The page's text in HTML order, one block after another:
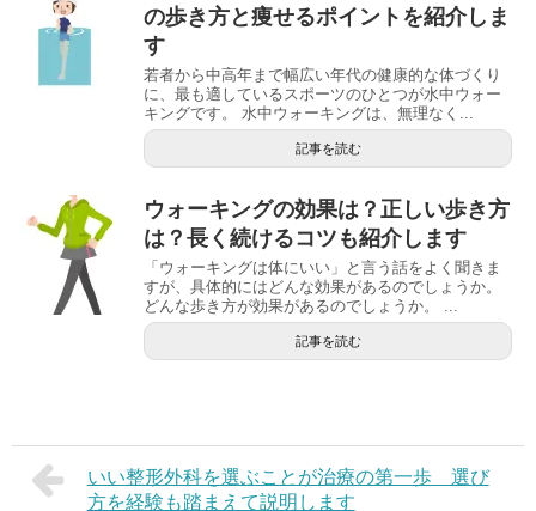
の歩き方と痩せるポイントを紹介しま
す
若者から中高年まで幅広い年代の健康的な体づくり
に、最も適しているスポーツのひとつが水中ウォー
キングです。 水中ウォーキングは、無理なく...
記事を読む
ウォーキングの効果は？正しい歩き方
は？長く続けるコツも紹介します
「ウォーキングは体にいい」と言う話をよく聞きま
すが、具体的にはどんな効果があるのでしょうか。
どんな歩き方が効果があるのでしょうか。 ...
記事を読む
いい整形外科を選ぶことが治療の第一歩 選び
方を経験も踏まえて説明します